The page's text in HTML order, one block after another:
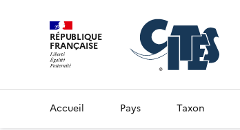
RÉPUBLIQUE
FRANÇAISE
Accueil Pays Taxon